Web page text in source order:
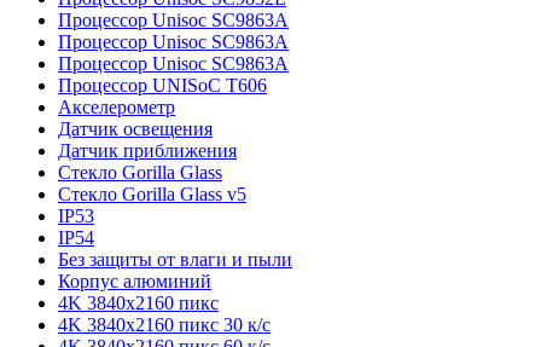
Процессор Unisoc SC9863A
Процессор Unisoc SC9863A
Процессор Unisoc SC9863A
Процессор UNISoC T606
Акселерометр
Датчик освещения
Датчик приближения
Стекло Gorilla Glass
Стекло Gorilla Glass v5
IP53
IP54
Без защиты от влаги и пыли
Корпус алюминий
4K 3840x2160 пикс
4K 3840x2160 пикс 30 к/с